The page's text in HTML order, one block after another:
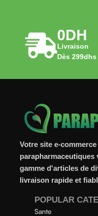
0DH
Livraison
Dès
Votre site e-
parapharmaceutiques
gamme d'articles de
livraison rapide et
POPULAR
Sante